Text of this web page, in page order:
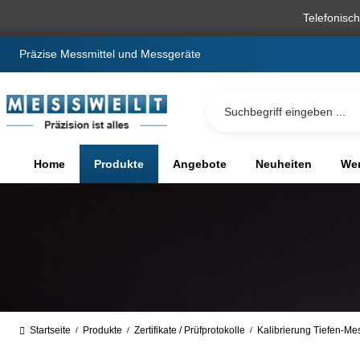
Präzise Messmittel und Messgeräte
Home Produkte Angebote Neuheiten
Startseite / Produkte / Zertifikate / Prüfprotokolle / Kalibrierung Tiefen-